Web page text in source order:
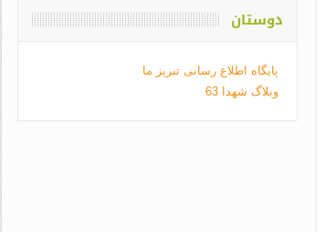
دوستان
پایگاه اطلاع رسانی تبریز ما
وبلاگ شهدا 63